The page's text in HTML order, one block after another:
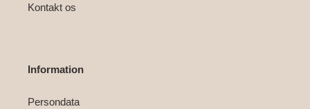
Kontakt os
Information
Persondata